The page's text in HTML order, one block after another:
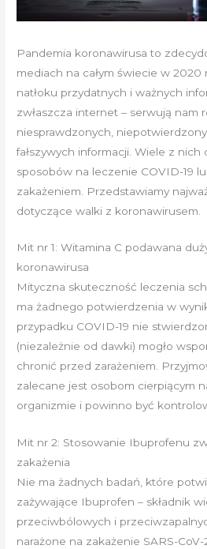
Pandemia koronawirusa to
mediach na całym świecie w 2020
natłoku przydatnych i ważnych
zwłaszcza internet – serwują nam
niesprawdzonych,
fałszywych informacji. Wiele z
sposobów na leczenie COVID-19
zakażeniem. Przedstawiamy
dotyczące walki z koronawirusem.
Mit nr 1: Witamina C podawana
koronawirusa
Mityczna skuteczność leczenia
ma żadnego potwierdzenia w
przypadku COVID-19 nie
(niezależnie od dawki) mogło
chronić przed zarażeniem.
zalecane jest osobom cierpiącym
organizmie i powinno być
Mit nr 2: Stosowanie Ibuprofenu
zakażenia
Nie ma żadnych badań, które
zażywające Ibuprofen – składnik
przeciwbólowych i
narażone na zakażenie SARS-